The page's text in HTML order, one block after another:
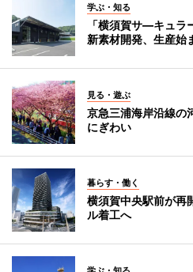
学ぶ・知る
「横須賀サ―キュラ
新素材開発、生産始
見る・遊ぶ
京急三浦海岸沿線
にぎわい
暮らす・働く
横須賀中央駅前が再
ル着工へ